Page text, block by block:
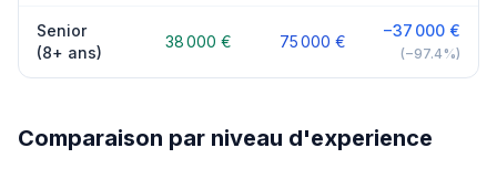
Senior
(8+ ans)
38 000 € 75 000 €
−37 000 €
(−97.4%)
Comparaison par niveau d'experience